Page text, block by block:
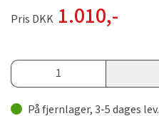
Pris DKK 1.010,-
På fjernlager, 3-5 dages lev.